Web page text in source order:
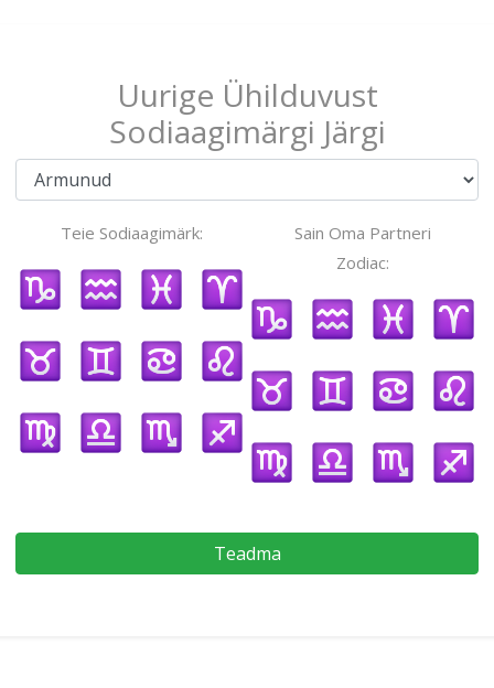
Uurige Ühilduvust
Sodiaagimärgi Järgi
Teie Sodiaagimärk:
Sain Oma Partneri
Zodiac:
Teadma